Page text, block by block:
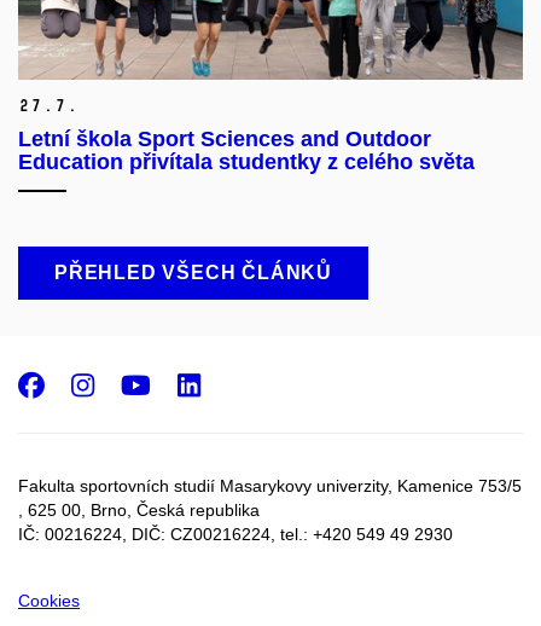
27. 7.
Letní škola Sport Sciences and Outdoor
Education přivítala studentky z celého světa
PŘEHLED VŠECH ČLÁNKŮ
Fakulta sportovních studií Masarykovy univerzity, Kamenice 753/5​
, 625 00, Brno, Česká republika
IČ: 00216224, DIČ: CZ00216224, tel.: +420 549 49 2930
Cookies
Facebook
Instagram
Youtube